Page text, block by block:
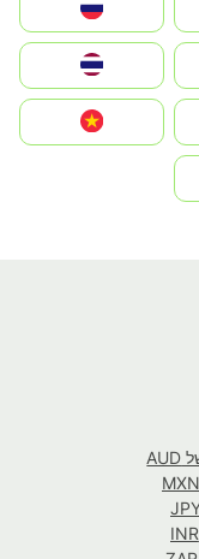
România
Slovensko
United States
Vietnam